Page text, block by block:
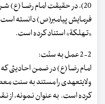
20). در حقیقت امام رضـا (ع)
فرمایش پیامبر(ص) دانسته است
«تـهلکة» استناد کرده است.
2-2 عمل به سنّت:
امام رضا (ع) در ضمن احادیثی که
ولایت‏عهدی را مستند به سنت
کرده است. به عنوان نـمونه، از